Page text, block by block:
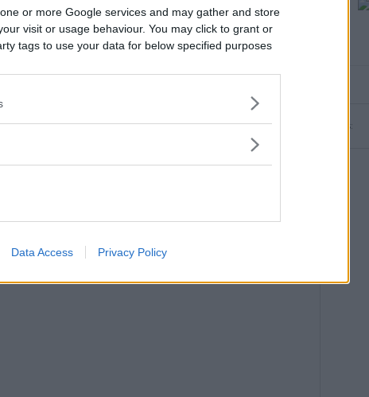
or more Google services and may gather and store
visit or usage behaviour. You may click to grant or
tags to use your data for below specified purposes
Data Access Privacy Policy
för VIF – han Annons: